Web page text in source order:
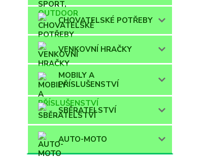
CHOVATELSKÉ POTŘEBY
VENKOVNÍ HRAČKY
MOBILY A
PŘÍSLUŠENSTVÍ
SBĚRATELSTVÍ
AUTO-MOTO